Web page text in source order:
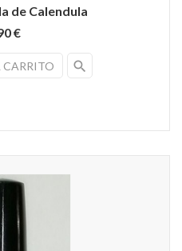
de Calendula
€
CARRITO search